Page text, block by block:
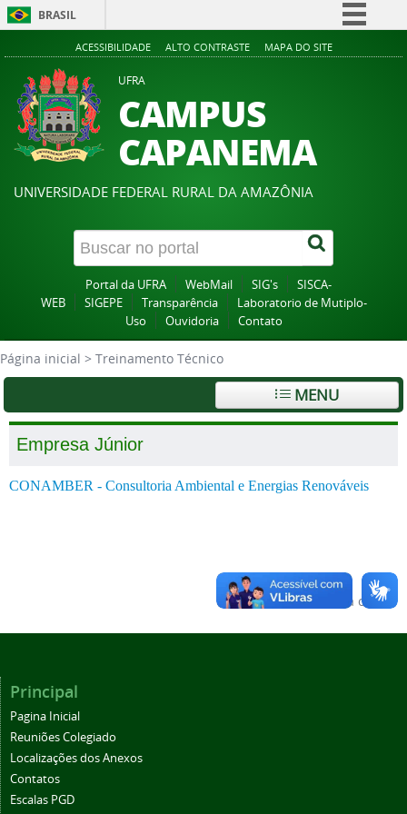
BRASIL
Simplifique!
Participe
Acesso à informação
Legislação
Canais
ACESSIBILIDADE ALTO CONTRASTE MAPA DO SITE
UFRA
CAMPUS
CAPANEMA
UNIVERSIDADE FEDERAL RURAL DA AMAZÔNIA
Portal da UFRA WebMail SIG's
SISCA-
WEB
SIGEPE Transparência
Laboratorio de Mutiplo-
Uso
Ouvidoria Contato
Página inicial > Treinamento Técnico
MENU
Empresa Júnior
CONAMBER - Consultoria Ambiental e Energias Renováveis
Voltar para o topo
Principal
Pagina Inicial
Reuniões Colegiado
Localizações dos Anexos
Contatos
Escalas PGD